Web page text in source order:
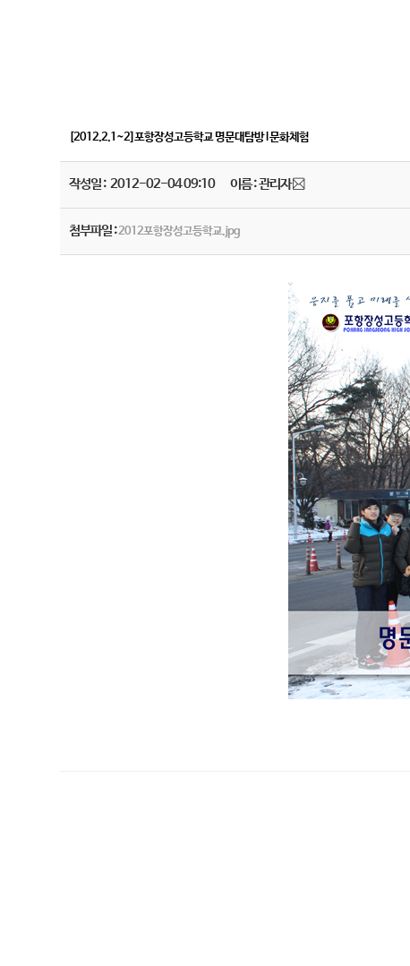
[2012.2.1~2]포항장성고등학교 명문대탐방 l 문화체험
작성일 : 2012-02-04 09:10 이름 : 관리자
첨부파일 :2012포항장성고등학교.jpg